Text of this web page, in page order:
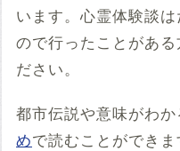
います。心霊体験談
ので行ったことがあ
ださい。
都市伝説や意味がわ
めで読むことができま